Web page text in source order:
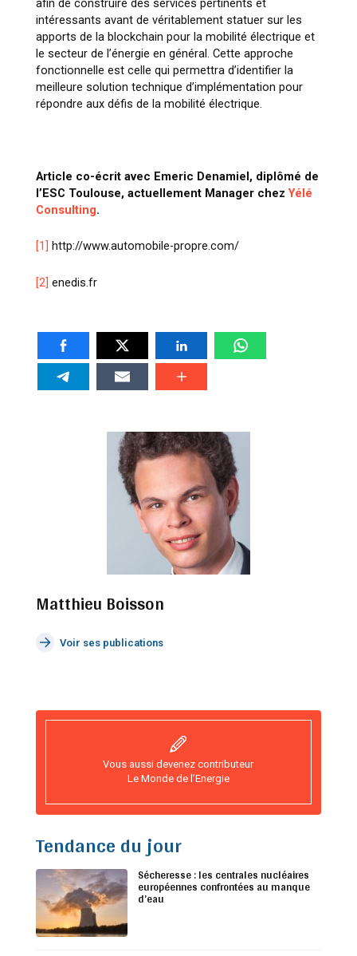
afin de construire des services pertinents et
intéressants avant de véritablement statuer sur les
apports de la blockchain pour la mobilité électrique et
le secteur de l’énergie en général. Cette approche
fonctionnelle est celle qui permettra d’identifier la
meilleure solution technique d’implémentation pour
répondre aux défis de la mobilité électrique.
Article co-écrit avec Emeric Denamiel, diplômé de
l’ESC Toulouse, actuellement Manager chezYélé
Consulting.
[1] http://www.automobile-propre.com/
[2] enedis.fr
Matthieu Boisson
Voir ses publications
Vous aussi devenez contributeur
Le Monde de l’Energie
Tendance du jour
Sécheresse : les centrales nucléaires
européennes confrontées au manque
d’eau